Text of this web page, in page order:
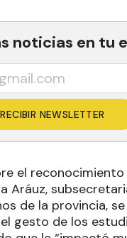
noticias en tu
RECIBIR NEWSLETTER
el reconocimiento
Aráuz,
de la provincia,
gesto de los